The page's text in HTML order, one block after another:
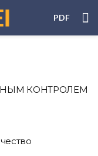
PDF
КОНТРОЛЕМ